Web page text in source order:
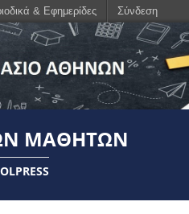
ΜΑΘΗΤΏΝ
& Εφημερίδες Σύνδεση